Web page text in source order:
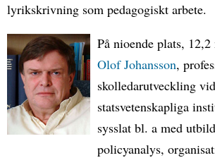
lyrikskrivning som pedagogiskt arbete.
På nioende plats,
Olof Johansson,
skolledarutveckling vid
statsvetenskapliga
sysslat bl. a med
policyanalys,